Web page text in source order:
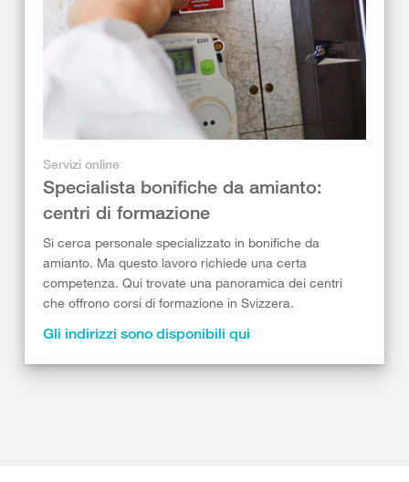
Servizi online
Specialista bonifiche da amianto:
centri di formazione
Si cerca personale specializzato in bonifiche da
amianto. Ma questo lavoro richiede una certa
competenza. Qui trovate una panoramica dei centri
che offrono corsi di formazione in Svizzera.
Gli indirizzi sono disponibili qui